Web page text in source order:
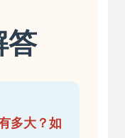
答
多大？如